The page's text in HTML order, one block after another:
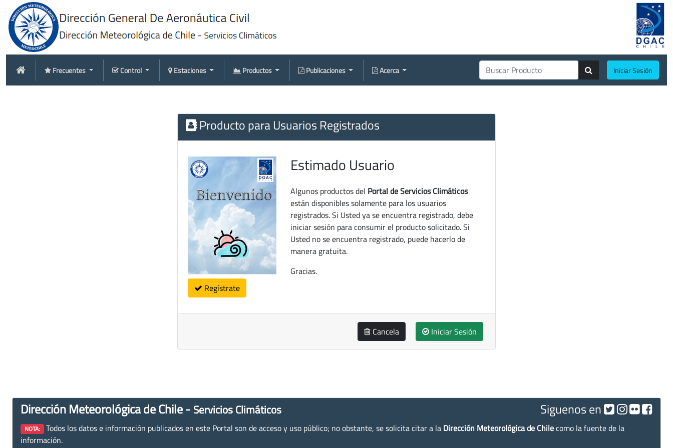
Frecuentes Control Estaciones Productos Publicaciones Acerca Iniciar Sesión
Producto para Usuarios Registrados
Regístrate
Estimado Usuario
Algunos productos del Portal de Servicios Climáticos
están disponibles solamente para los usuarios
registrados. Si Usted ya se encuentra registrado, debe
iniciar sesión para consumir el producto solicitado. Si
Usted no se encuentra registrado, puede hacerlo de
manera gratuita.
Gracias.
Cancela Iniciar Sesión
Dirección Meteorológica de Chile - Servicios Climáticos Siguenos en
NOTA: Todos los datos e información publicados en este Portal son de acceso y uso público; no obstante, se solicita citar a la Dirección Meteorológica de Chilecomo la fuente de la
información.